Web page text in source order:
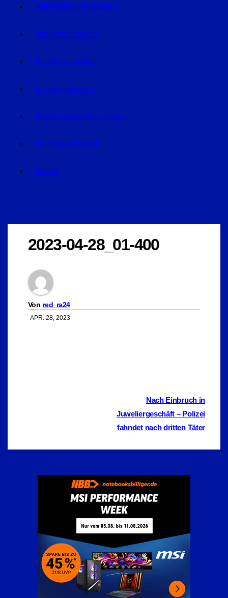
VERANSTALTUNGEN
VERANSTALTUNGEN
REGION STRAUBING
REGION LANDSHUT
REGION DINGOLFING-LANDAU
RAUM DEGGENDORF
BLUVAL
2023-04-28_01-400
Von red_ra24
APR. 28, 2023
BeitragsnavigationNach Einbruch in
Juweliergeschäft – Polizei
fahndet nach dritten Täter